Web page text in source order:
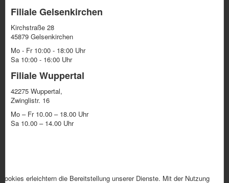
Filiale Gelsenkirchen
Kirchstraße 28
45879 Gelsenkirchen
Mo - Fr 10:00 - 18:00 Uhr
Sa 10:00 - 16:00 Uhr
Filiale Wuppertal
42275 Wuppertal,
Zwinglistr. 16
Mo – Fr 10.00 – 18.00 Uhr
Sa 10.00 – 14.00 Uhr
Cookies erleichtern die Bereitstellung unserer Dienste. Mit der Nutzung